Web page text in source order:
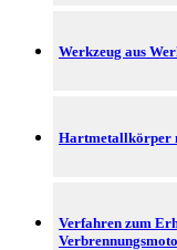
Werkzeug aus
Hartmetallkörper
Verfahren zum